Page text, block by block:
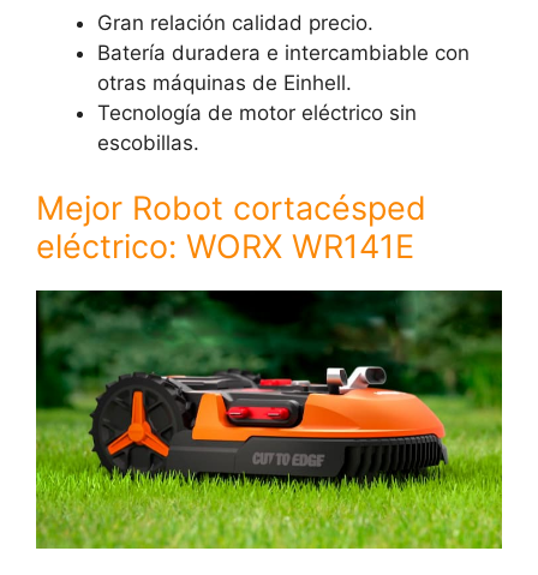
Gran relación calidad precio.
Batería duradera e intercambiable con
otras máquinas de Einhell.
Tecnología de motor eléctrico sin
escobillas.
Mejor Robot cortacésped
eléctrico: WORX WR141E